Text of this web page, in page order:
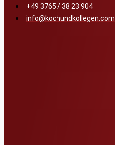
+49 3765 / 38 23 904
info@kochundkollegen.com